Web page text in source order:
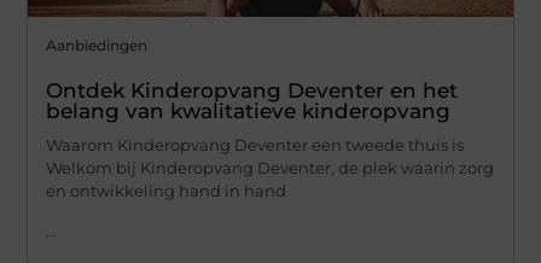
Aanbiedingen
Ontdek Kinderopvang Deventer en het
belang van kwalitatieve kinderopvang
Waarom Kinderopvang Deventer een tweede thuis is
Welkom bij Kinderopvang Deventer, de plek waarin zorg
en ontwikkeling hand in hand
...